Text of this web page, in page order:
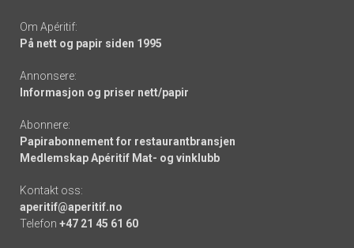
Om Apéritif:
På nett og papir siden 1995
Annonsere:
Informasjon og priser nett/papir
Abonnere:
Papirabonnement for restaurantbransjen
Medlemskap Apéritif Mat- og vinklubb
Kontakt oss:
aperitif@aperitif.no
Telefon +47 21 45 61 60